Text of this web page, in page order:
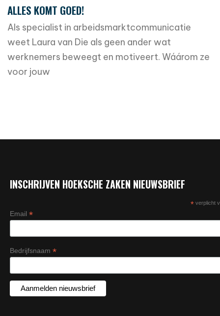
ALLES KOMT GOED!
Als specialist in arbeidsmarktcommunicatie
weet Laura van Die als geen ander wat
werknemers beweegt en motiveert. Wáárom ze
voor jouw
INSCHRIJVEN HOEKSCHE ZAKEN NIEUWSBRIEF
*verplicht
Email *
Bedrijfsnaam *